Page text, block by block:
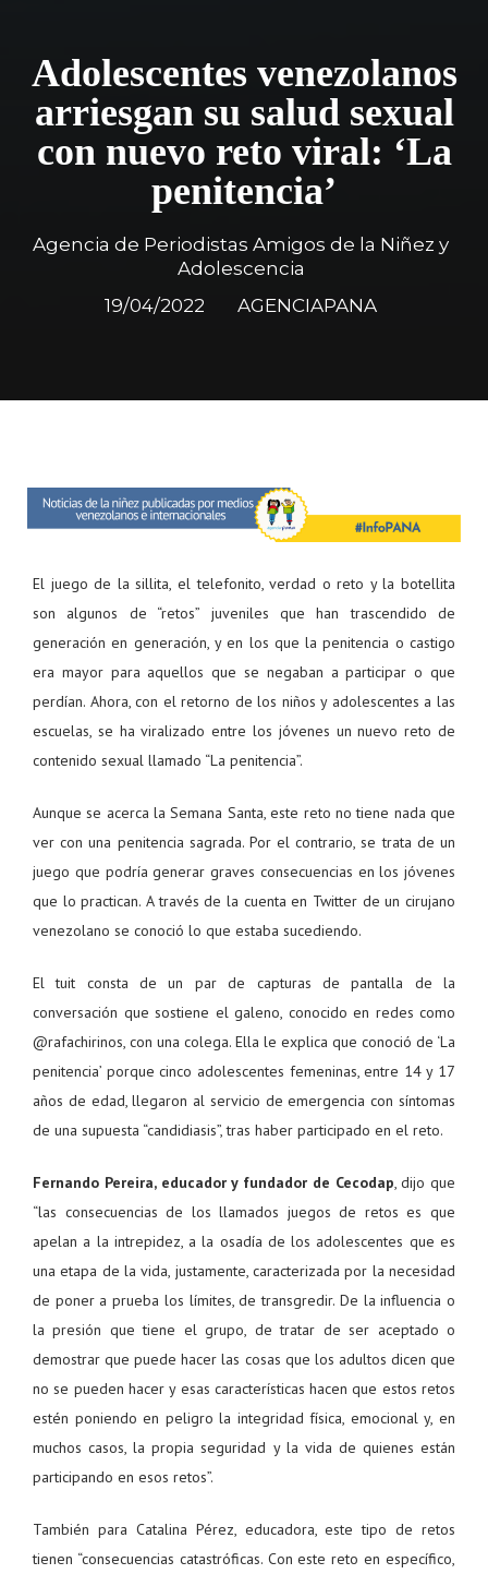
Adolescentes venezolanos
arriesgan su salud sexual
con nuevo reto viral: ‘La
penitencia’
Agencia de Periodistas Amigos de la Niñez y
Adolescencia
19/04/2022
AGENCIAPANA
El juego de la sillita, el telefonito, verdad o reto y la botellita
son algunos de “retos” juveniles que han trascendido de
generación en generación, y en los que la penitencia o castigo
era mayor para aquellos que se negaban a participar o que
perdían. Ahora, con el retorno de los niños y adolescentes a las
escuelas, se ha viralizado entre los jóvenes un nuevo reto de
contenido sexual llamado “La penitencia”.
Aunque se acerca la Semana Santa, este reto no tiene nada que
ver con una penitencia sagrada. Por el contrario, se trata de un
juego que podría generar graves consecuencias en los jóvenes
que lo practican. A través de la cuenta en Twitter de un cirujano
venezolano se conoció lo que estaba sucediendo.
El tuit consta de un par de capturas de pantalla de la
conversación que sostiene el galeno, conocido en redes como
@rafachirinos, con una colega. Ella le explica que conoció de ‘La
penitencia’ porque cinco adolescentes femeninas, entre 14 y 17
años de edad, llegaron al servicio de emergencia con síntomas
de una supuesta “candidiasis”, tras haber participado en el reto.
Fernando Pereira, educador y fundador de Cecodap , dijo que
“las consecuencias de los llamados juegos de retos es que
apelan a la intrepidez, a la osadía de los adolescentes que es
una etapa de la vida, justamente, caracterizada por la necesidad
de poner a prueba los límites, de transgredir. De la influencia o
la presión que tiene el grupo, de tratar de ser aceptado o
demostrar que puede hacer las cosas que los adultos dicen que
no se pueden hacer y esas características hacen que estos retos
estén poniendo en peligro la integridad física, emocional y, en
muchos casos, la propia seguridad y la vida de quienes están
participando en esos retos”.
También para Catalina Pérez, educadora, este tipo de retos
tienen “consecuencias catastróficas. Con este reto en específico,